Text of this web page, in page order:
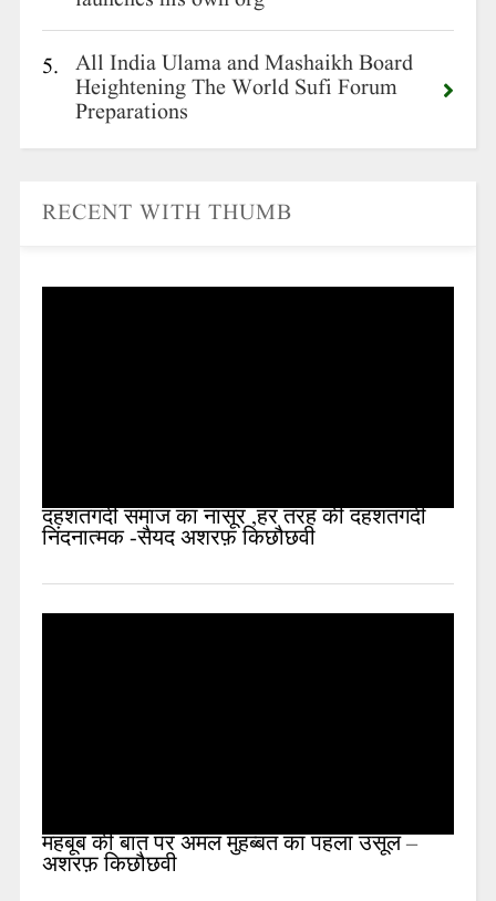
5. All India Ulama and Mashaikh Board
Heightening The World Sufi Forum
Preparations
RECENT WITH THUMB
दहशतगर्दी समाज का नासूर ,हर तरह की दहशतगर्दी
निंदनात्मक -सैयद अशरफ़ किछौछवी
महबूब की बात पर अमल मुहब्बत का पहला उसूल –
अशरफ़ किछौछवी